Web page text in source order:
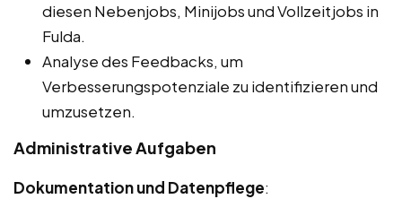
diesen Nebenjobs, Minijobs und Vollzeitjobs in
Fulda.
Analyse des Feedbacks, um
Verbesserungspotenziale zu identifizieren und
umzusetzen.
Administrative Aufgaben
Dokumentation und Datenpflege: